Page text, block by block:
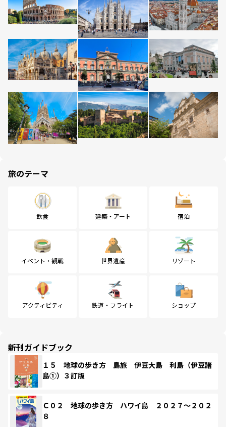
旅のテーマ
飲食 建築・アート 宿泊
イベント・観戦 世界遺産 リゾート
アクティビティ 鉄道・フライト ショップ
新刊ガイドブック
１５ 地球の歩き方 島旅 伊豆大島 利島（伊豆諸
島①）３訂版
Ｃ０２ 地球の歩き方 ハワイ島 ２０２７～２０２
８